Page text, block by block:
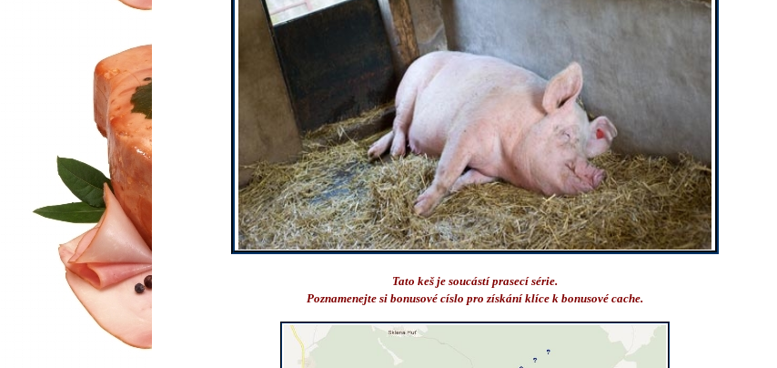
Tato keš je soucástí prasecí série.
Poznamenejte si bonusové císlo pro získání klíce k bonusové cache.